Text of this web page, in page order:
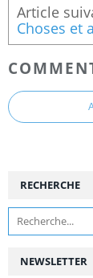
Choses et
NEWSLETTER
RECHERCHE